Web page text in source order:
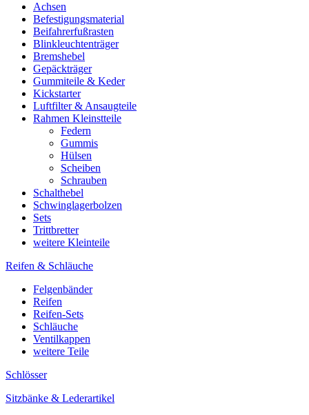
Achsen
Befestigungsmaterial
Beifahrerfußrasten
Blinkleuchtenträger
Bremshebel
Gepäckträger
Gummiteile & Keder
Kickstarter
Luftfilter & Ansaugteile
Rahmen Kleinstteile
Federn
Gummis
Hülsen
Scheiben
Schrauben
Schalthebel
Schwinglagerbolzen
Sets
Trittbretter
weitere Kleinteile
Reifen & Schläuche
Felgenbänder
Reifen
Reifen-Sets
Schläuche
Ventilkappen
weitere Teile
Schlösser
Sitzbänke & Lederartikel